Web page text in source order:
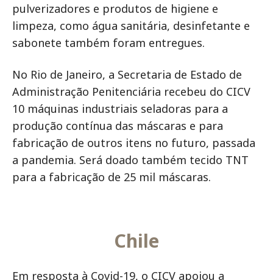
pulverizadores e produtos de higiene e
limpeza, como água sanitária, desinfetante e
sabonete também foram entregues.
No Rio de Janeiro, a Secretaria de Estado de
Administração Penitenciária recebeu do CICV
10 máquinas industriais seladoras para a
produção contínua das máscaras e para
fabricação de outros itens no futuro, passada
a pandemia. Será doado também tecido TNT
para a fabricação de 25 mil máscaras.
Chile
Em resposta à Covid-19, o CICV apoiou a